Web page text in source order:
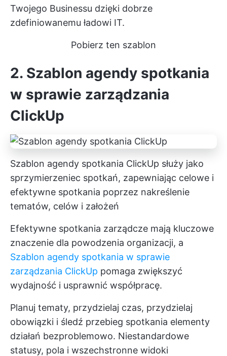
Twojego Businessu dzięki dobrze
zdefiniowanemu ładowi IT.
Pobierz ten szablon
2. Szablon agendy spotkania
w sprawie zarządzania
ClickUp
Szablon agendy spotkania ClickUp służy jako
sprzymierzeniec spotkań, zapewniając celowe i
efektywne spotkania poprzez nakreślenie
tematów, celów i założeń
Efektywne spotkania zarządcze mają kluczowe
znaczenie dla powodzenia organizacji, a
Szablon agendy spotkania w sprawie
zarządzania ClickUp pomaga zwiększyć
wydajność i usprawnić współpracę.
Planuj tematy, przydzielaj czas, przydzielaj
obowiązki i śledź przebieg spotkania elementy
działań bezproblemowo. Niestandardowe
statusy, pola i wszechstronne widoki